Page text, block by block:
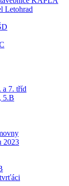
Letohrad
a 7. tříd
5.B
2023